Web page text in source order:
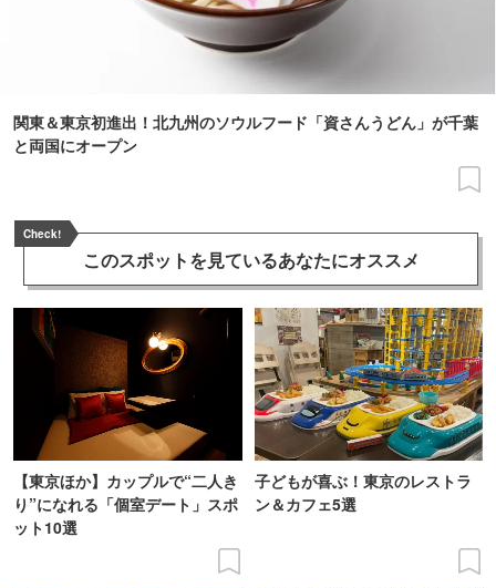
関東＆東京初進出！北九州のソウルフード「資さんうどん」が千葉
と両国にオープン
Check!
このスポットを見ているあなたにオススメ
【東京ほか】カップルで“二人き
り”になれる「個室デート」スポ
ット10選
子どもが喜ぶ！東京のレストラ
ン＆カフェ5選